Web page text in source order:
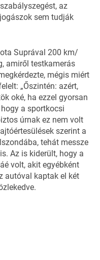
az
sem tudják
Suprával 200 km/
amiről testkamerás
mégis miért
„Őszintén: azért,
oké, ha ezzel gyorsan
a sportkocsi
úrnak ez nem volt
szerint a
tehát messze
Az is kiderült, hogy a
volt, akit egyébként
autóval kaptak el két